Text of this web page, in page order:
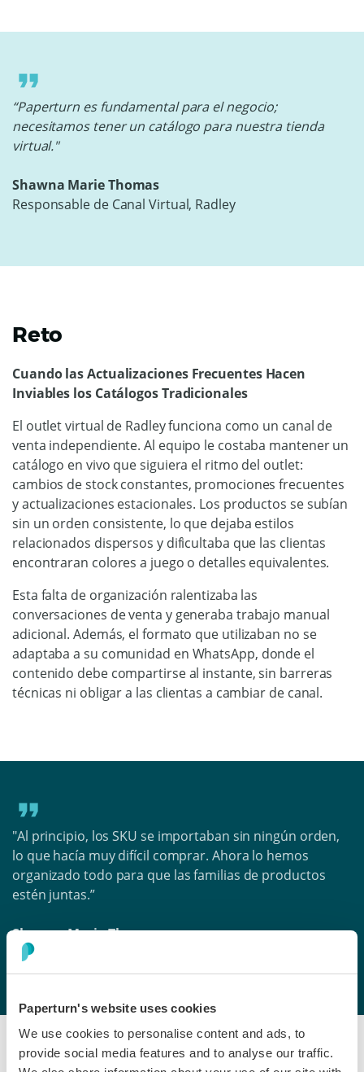
Paperturn's website uses cookies
We use cookies to personalise content and ads, to
provide social media features and to analyse our traffic.
“Paperturn es fundamental para el negocio;
necesitamos tener un catálogo para nuestra tienda
virtual."
Shawna Marie Thomas
Responsable de Canal Virtual, Radley
Reto
Cuando las Actualizaciones Frecuentes Hacen
Inviables los Catálogos Tradicionales
El outlet virtual de Radley funciona como un canal de
venta independiente. Al equipo le costaba mantener un
catálogo en vivo que siguiera el ritmo del outlet:
cambios de stock constantes, promociones frecuentes
y actualizaciones estacionales. Los productos se subían
sin un orden consistente, lo que dejaba estilos
relacionados dispersos y dificultaba que las clientas
encontraran colores a juego o detalles equivalentes.
Esta falta de organización ralentizaba las
conversaciones de venta y generaba trabajo manual
adicional. Además, el formato que utilizaban no se
adaptaba a su comunidad en WhatsApp, donde el
contenido debe compartirse al instante, sin barreras
técnicas ni obligar a las clientas a cambiar de canal.
"Al principio, los SKU se importaban sin ningún orden,
lo que hacía muy difícil comprar. Ahora lo hemos
organizado todo para que las familias de productos
estén juntas.”
Shawna Marie Thomas
Responsable de Canal Virtual, Radley